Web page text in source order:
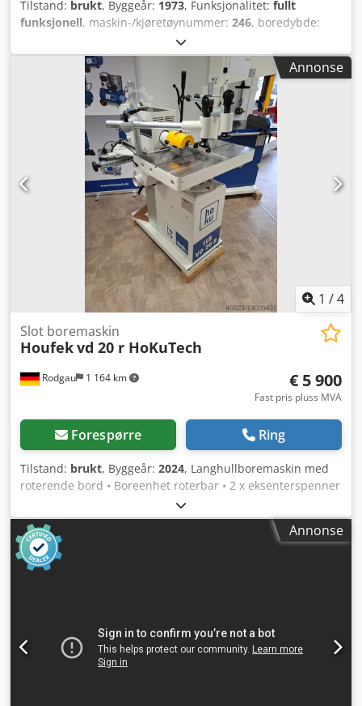
Tilstand: brukt, Byggeår: 1973, Funksjonalitet: fullt
funksjonell, maskin-/kjøretøynummer: 246, boredybde:
20 mm
effekt:2 kW (2,72 hk), Panhans langhullsboringsmaskin,
type nr. 116. Credpfxozkqg Hs Af Def
Annonse
1 /4
Rodgau 1 164 km
Slot boremaskin
Houfekvd 20 r HoKuTech
€ 5 900
Fast pris pluss MVA
Forespørre Ring
Tilstand: brukt, Byggeår: 2024, Langhullboremaskin med
roterende bord • Boreenhet roterbar • 2 x eksenterspenner
• Høydeindikator • Mekanisk dybeltapp-enhet (16-22-25-32
mm hullavstand) • 2 hastigheter: 1440 / 2880 o/min •
Motoreffekt 1,5 kW 1.1 Arbeidsbord mm 800x400 1.2 Motor
kW 1,5 1.3 Spindelhastighet o/min 2880 1.4 Maks.
langhullhøyde over bord mm 160 1.5 Maks.
mm 175 1.10 Spenneeksenter stk 1 1.11 Lengskipt
bordvinkel ° 1.12 Spindeldreiing ° 1.13 Bordreing ° +/- 45°
1.14 Maskindimensjoner mm 1500x1100x950 1.15
Annonse